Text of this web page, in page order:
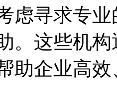
虑寻求专业
。这些机
助企业高